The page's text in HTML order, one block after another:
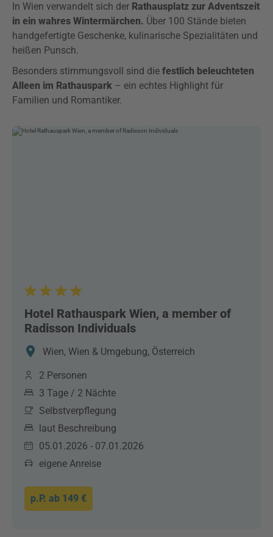
In Wien verwandelt sich der Rathausplatz zur Adventszeit
in ein wahres Wintermärchen. Über 100 Stände bieten
handgefertigte Geschenke, kulinarische Spezialitäten und
heißen Punsch.
Besonders stimmungsvoll sind die festlich beleuchteten
Alleen im Rathauspark – ein echtes Highlight für
Familien und Romantiker.
Hotel Rathauspark Wien, a member of
Radisson Individuals
Wien, Wien & Umgebung, Österreich
2 Personen
3 Tage / 2 Nächte
Selbstverpflegung
laut Beschreibung
05.01.2026 - 07.01.2026
eigene Anreise
p.P. ab 149 €